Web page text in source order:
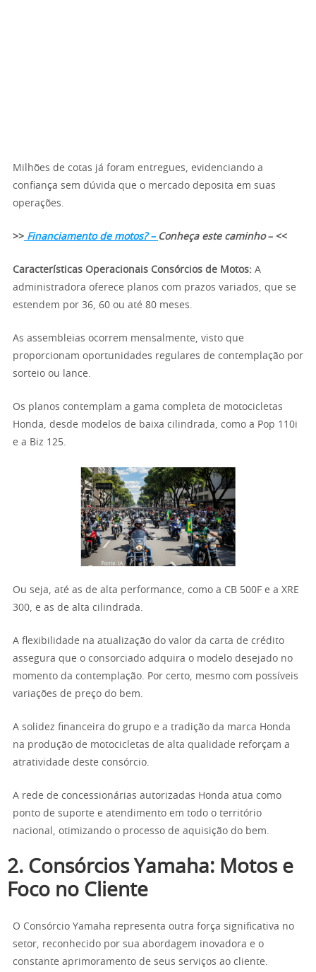
Milhões de cotas já foram entregues, evidenciando a
confiança sem dúvida que o mercado deposita em suas
operações.
>> Financiamento de motos? – Conheça este caminho– <<
Características Operacionais Consórcios de Motos: A
administradora oferece planos com prazos variados, que se
estendem por 36, 60 ou até 80 meses.
As assembleias ocorrem mensalmente, visto que
proporcionam oportunidades regulares de contemplação por
sorteio ou lance.
Os planos contemplam a gama completa de motocicletas
Honda, desde modelos de baixa cilindrada, como a Pop 110i
e a Biz 125.
Ou seja, até as de alta performance, como a CB 500F e a XRE
300, e as de alta cilindrada.
A flexibilidade na atualização do valor da carta de crédito
assegura que o consorciado adquira o modelo desejado no
momento da contemplação. Por certo, mesmo com possíveis
variações de preço do bem.
A solidez financeira do grupo e a tradição da marca Honda
na produção de motocicletas de alta qualidade reforçam a
atratividade deste consórcio.
A rede de concessionárias autorizadas Honda atua como
ponto de suporte e atendimento em todo o território
nacional, otimizando o processo de aquisição do bem.
2. Consórcios Yamaha: Motos e
Foco no Cliente
O Consórcio Yamaha representa outra força significativa no
setor, reconhecido por sua abordagem inovadora e o
constante aprimoramento de seus serviços ao cliente.